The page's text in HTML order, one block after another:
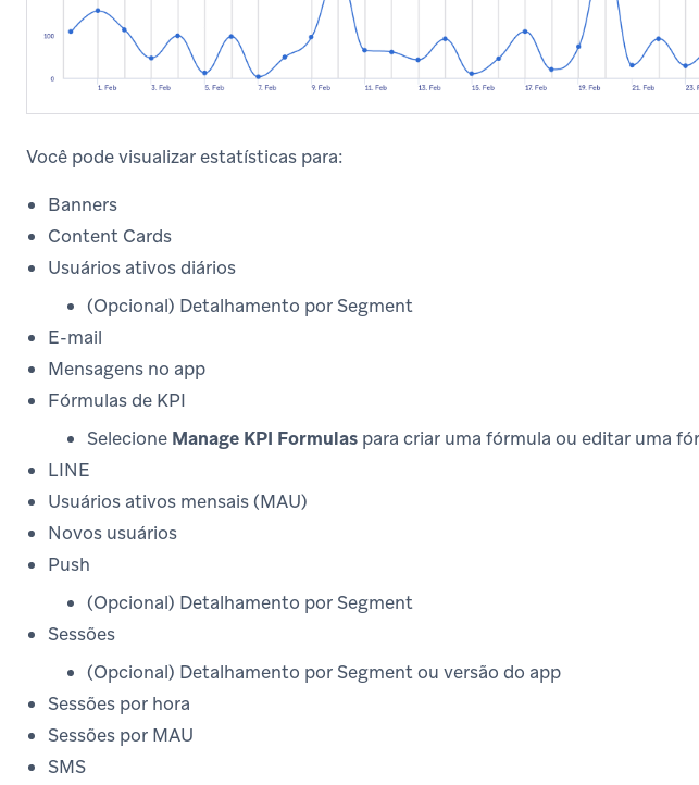
Você pode visualizar estatísticas para:
Banners
Content Cards
Usuários ativos diários
(Opcional) Detalhamento por Segment
E-mail
Mensagens no app
Fórmulas de KPI
Selecione Manage KPI Formulas para criar uma fórmula ou editar uma
LINE
Usuários ativos mensais (MAU)
Novos usuários
Push
(Opcional) Detalhamento por Segment
Sessões
(Opcional) Detalhamento por Segment ou versão do app
Sessões por hora
Sessões por MAU
SMS